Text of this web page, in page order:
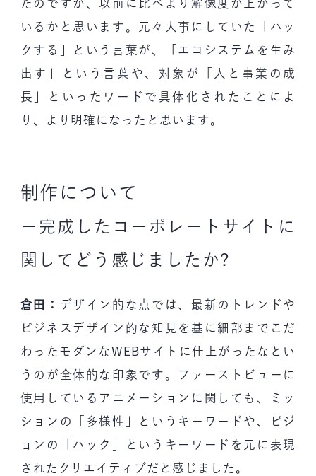
たのですが、以前に比べより解像度が上がって
いるかと思います。元々大事にしていた「ハッ
クする」という言葉が、「エコシステムを生み
出す」という言葉や、対象が「人と事業の成
長」といったワードで具体化されたことによ
り、より明確になったと思います。
制作について
ー完成したコーポレートサイトに
関してどう感じましたか?
倉田： デザイン的な点では、最新のトレンドや
ビジネスデザイン的な知見を基に細部までこだ
わったモダンなWEBサイトに仕上がったなとい
うのが全体的な印象です。ファーストビューに
使用しているアニメーションに関しても、ミッ
ションの「多様性」というキーワードや、ビジ
ョンの「ハック」というキーワードを元に表現
されたクリエイティブだと感じました。